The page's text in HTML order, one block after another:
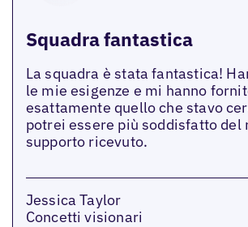
Squadra fantastica
La squadra è stata fantastica!
le mie esigenze e mi hanno
esattamente quello che stavo
potrei essere più soddisfatto del
supporto ricevuto.
Jessica Taylor
Concetti visionari